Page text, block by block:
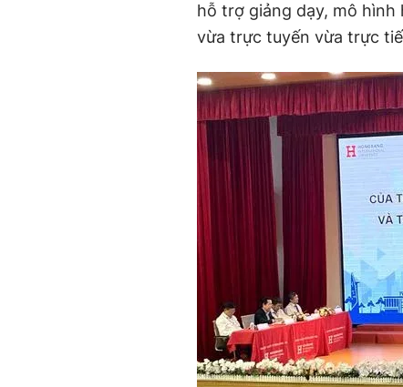
hỗ trợ giảng dạy, mô
vừa trực tuyến vừa trực